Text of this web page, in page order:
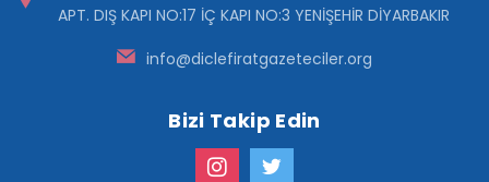
APT. DIŞ KAPI NO:17 İÇ KAPI NO:3 YENİŞEHİR DİYARBAKIR
info@diclefiratgazeteciler.org
Bizi Takip Edin